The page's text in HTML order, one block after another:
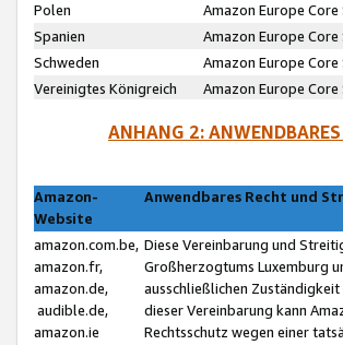
Polen
Amazon Europe Core
Spanien
Amazon Europe Core
Schweden
Amazon Europe Core
Vereinigtes Königreich
Amazon Europe Core
ANHANG 2:
Amazon-
Website
Anwendbares Recht und
amazon.com.be,
amazon.fr,
amazon.de,
audible.de,
amazon.ie
Diese Vereinbarung und
Großherzogtums Luxemburg
ausschließlichen
dieser Vereinbarung kann
Rechtsschutz wegen einer